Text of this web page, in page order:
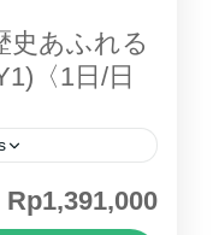
史あふれる
〈1日/日
スラカルタ）は
にぶらりと足
Rp1,391,000